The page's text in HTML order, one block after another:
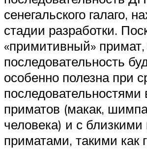
сенегальского галаго,
стадии разработки.
«примитивный» примат,
последовательность
особенно полезна при
приматов (макак,
человека) и с близкими
приматами, такими как